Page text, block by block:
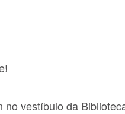
no vestíbulo da